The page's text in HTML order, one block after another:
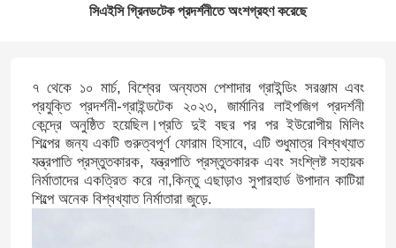
সিএইসি গ্রিনডটেক প্রদর্শনীতে অংশগ্রহণ করেছে
৭ থেকে ১০ মার্চ, বিশ্বের অন্যতম পেশাদার গ্রাইন্ডিং সরঞ্জাম এবং
প্রযুক্তি প্রদর্শনী-গ্রাইন্ডটেক ২০২৩, জার্মানির লাইপজিগ প্রদর্শনী
কেন্দ্রে অনুষ্ঠিত হয়েছিল।প্রতি দুই বছর পর পর ইউরোপীয় মিলিং
শিল্পের জন্য একটি গুরুত্বপূর্ণ ফোরাম হিসাবে, এটি শুধুমাত্র বিশ্বখ্যাত
যন্ত্রপাতি প্রস্তুতকারক, যন্ত্রপাতি প্রস্তুতকারক এবং সংশ্লিষ্ট সহায়ক
নির্মাতাদের একত্রিত করে না,কিন্তু এছাড়াও সুপারহার্ড উপাদান কাটিয়া
শিল্পে অনেক বিশ্বখ্যাত নির্মাতারা জুড়ে.